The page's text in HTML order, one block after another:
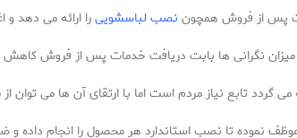
پس از فروش همچون نصب لباسشوییرا ارائه می دهد
نگرانی ها بابت دریافت خدمات پس از فروش کاهش
گردد تابع نیاز مردم است اما با ارتقای آن ها می
نموده تا نصب استاندارد هر محصول را انجام داده و